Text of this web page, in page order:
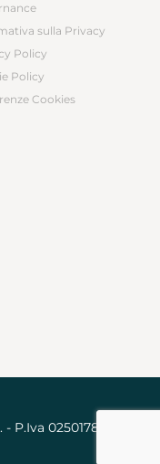
sulla Privacy
Policy
Policy
Cookies
02501780031